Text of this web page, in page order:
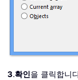
3.확인을 클릭합니